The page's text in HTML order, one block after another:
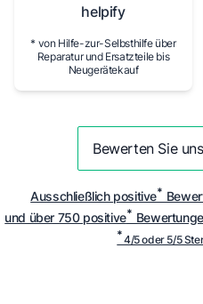
helpify
* von Hilfe-zur-Selbsthilfe über
Reparatur und Ersatzteile bis
Neugerätekauf
Bewerten Sie
Ausschließlich positive*
und über 750 positive*
*4/5 oder 5/5